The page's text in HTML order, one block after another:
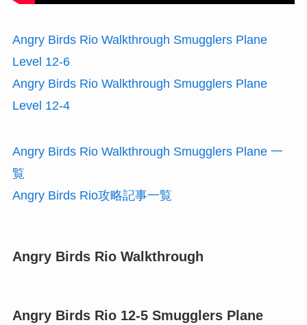
Angry Birds Rio Walkthrough Smugglers Plane
Level 12-6
Angry Birds Rio Walkthrough Smugglers Plane
Level 12-4
Angry Birds Rio Walkthrough Smugglers Plane 一
覧
Angry Birds Rio攻略記事一覧
Angry Birds Rio Walkthrough
Angry Birds Rio 12-5 Smugglers Plane